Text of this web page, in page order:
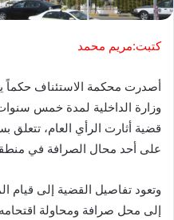
كتبت:مريم محمد
أصدرت محكمة الاستئناف
وزارة الداخلية لمدة خمس
قضية أثارت الرأي العام،
على أحد محال الصرافة في
وتعود تفاصيل القضية إلى قيام
إلى محل صرافة ومحاولة